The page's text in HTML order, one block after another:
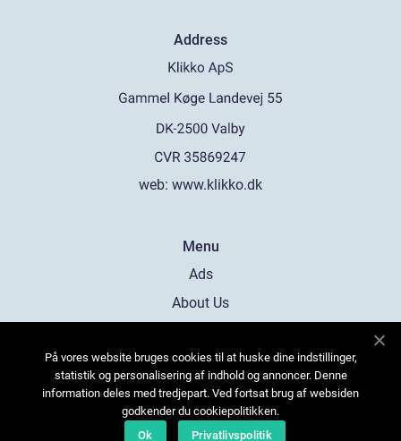
Address
web: www.klikko.dk
Menu
Ads
About Us
Contact
Sitemap
På vores website bruges cookies til at huske dine indstillinger,
statistik og personalisering af indhold og annoncer. Denne
information deles med tredjepart. Ved fortsat brug af websiden
godkender du cookiepolitikken.
Ok
Privatlivspolitik